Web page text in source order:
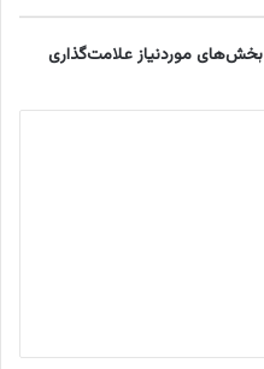
بخش‌های موردنیاز علامت‌گذاری